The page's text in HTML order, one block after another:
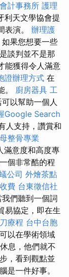
計事務所 護理
利天文學協會提
表演。 辦理護
果您想要一些
談判並不是那
能獲得令人滿意
證辦理方式 在
。 廚房器具 工
以幫助一個人
Google Search
人支持，讚賞和
整骨專業
滿意度和高度專
個非常酷的程
公司 外燴茶點
費 台東徵信社
們聽到一個詞
易協定，即在生
療程 台中台胞
以在學術領域
息，他們就不
，看到觀點並
是一件好事。